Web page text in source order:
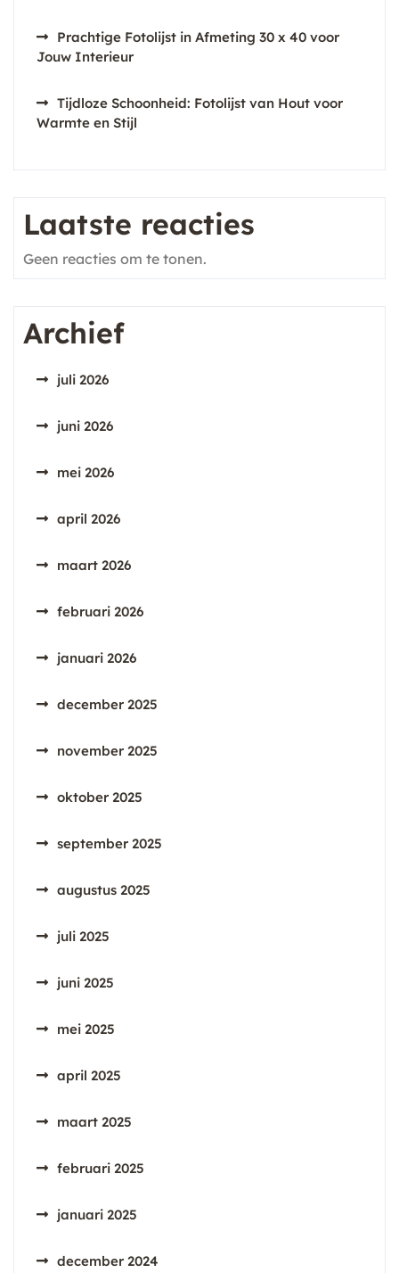
Prachtige Fotolijst in Afmeting 30 x 40 voor
Jouw Interieur
Tijdloze Schoonheid: Fotolijst van Hout voor
Warmte en Stijl
Laatste reacties
Geen reacties om te tonen.
Archief
juli 2026
juni 2026
mei 2026
april 2026
maart 2026
februari 2026
januari 2026
december 2025
november 2025
oktober 2025
september 2025
augustus 2025
juli 2025
juni 2025
mei 2025
april 2025
maart 2025
februari 2025
januari 2025
december 2024